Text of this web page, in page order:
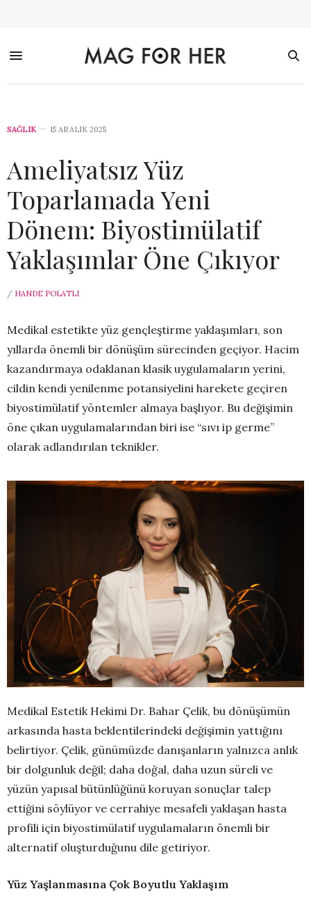
SAĞLIK 15 ARALIK 2025
Ameliyatsız Yüz
Toparlamada Yeni
Dönem: Biyostimülatif
Yaklaşımlar Öne Çıkıyor
/ HANDE POLATLI
Medikal estetikte yüz gençleştirme yaklaşımları, son
yıllarda önemli bir dönüşüm sürecinden geçiyor. Hacim
kazandırmaya odaklanan klasik uygulamaların yerini,
cildin kendi yenilenme potansiyelini harekete geçiren
biyostimülatif yöntemler almaya başlıyor. Bu değişimin
öne çıkan uygulamalarından biri ise “sıvı ip germe”
olarak adlandırılan teknikler.
Medikal Estetik Hekimi Dr. Bahar Çelik, bu dönüşümün
arkasında hasta beklentilerindeki değişimin yattığını
belirtiyor. Çelik, günümüzde danışanların yalnızca anlık
bir dolgunluk değil; daha doğal, daha uzun süreli ve
yüzün yapısal bütünlüğünü koruyan sonuçlar talep
ettiğini söylüyor ve cerrahiye mesafeli yaklaşan hasta
profili için biyostimülatif uygulamaların önemli bir
alternatif oluşturduğunu dile getiriyor.
Yüz Yaşlanmasına Çok Boyutlu Yaklaşım